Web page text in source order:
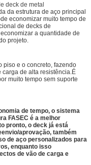
deck de metal
da estrutura de aço principal
economizar muito tempo de
de decks de
a quantidade de
projeto.
piso e o concreto, fazendo
de alta resistência.É
muito tempo sem suporte
de tempo, o sistema
FASEC é a melhor
pronto, o deck já está
aprovação, também
de aço personalizados para
enquanto isso
de vão de carga e